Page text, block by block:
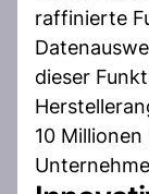
raffinierte
dieser
10